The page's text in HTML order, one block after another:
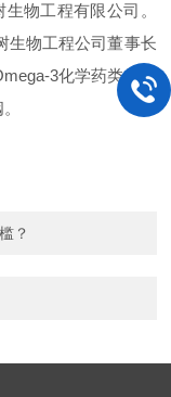
物工程有限公司。
生物工程公司董事长
3化学药类的研
？